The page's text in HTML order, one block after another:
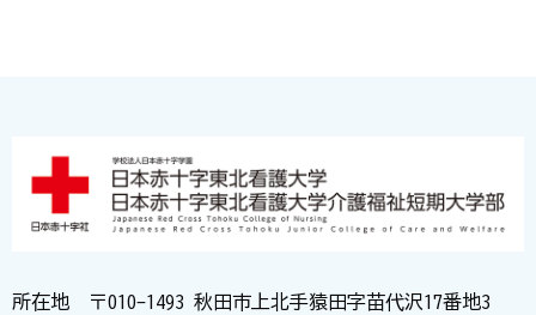
所在地 〒010-1493 秋田市上北手猿田字苗代沢17番地3